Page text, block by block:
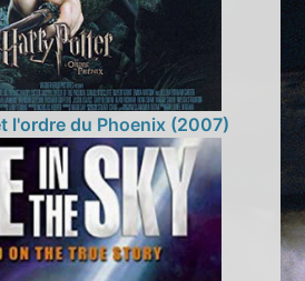
l'ordre du Phoenix (2007)